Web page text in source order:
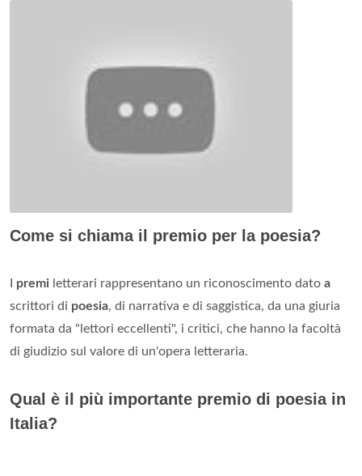
Come si chiama il premio per la poesia?
I premi letterari rappresentano un riconoscimento dato a
scrittori di poesia, di narrativa e di saggistica, da una giuria
formata da "lettori eccellenti", i critici, che hanno la facoltà
di giudizio sul valore di un'opera letteraria.
Qual è il più importante premio di poesia in
Italia?